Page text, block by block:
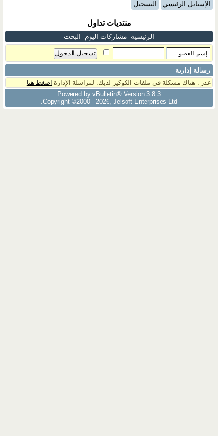
الإستايل الرئيسي التسجيل
منتديات تداول
الرئيسية مشاركات اليوم البحث
رسالة إدارية
عذرا. هناك مشكلة فى ملفات الكوكيز لديك. لمراسلة الإدارة اضغط هنا
Powered by vBulletin® Version 3.8.3
Copyright ©2000 - 2026, Jelsoft Enterprises Ltd.